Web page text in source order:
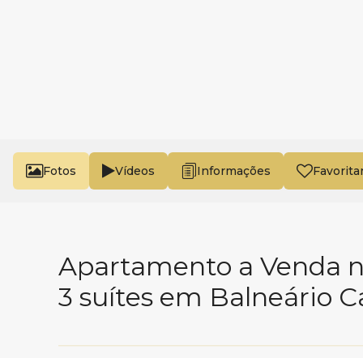
Fotos Vídeos
Apartamento a Venda
3 suítes em Balneário